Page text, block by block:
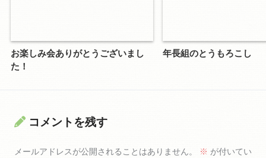
お楽しみ会ありがとうございまし
た！
年長組のとうもろこし
コメントを残す
メールアドレスが公開されることはありません。 ※ が付いてい